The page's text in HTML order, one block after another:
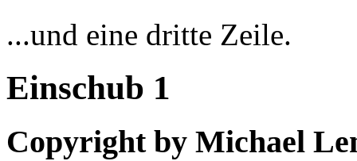
...und eine dritte Zeile.
Einschub 1
Copyright by Michael